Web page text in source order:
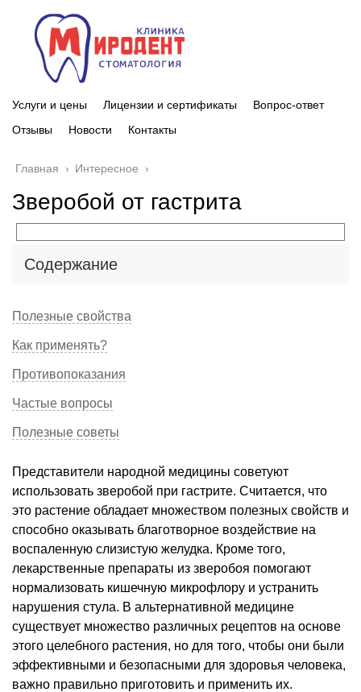
Услуги и цены Лицензии и сертификаты
Вопрос-ответ
Отзывы
Новости Контакты
Главная › Интересное ›
Зверобой от гастрита
Содержание
Полезные свойства
Как применять?
Противопоказания
Частые вопросы
Полезные советы
Представители народной медицины советуют
использовать зверобой при гастрите. Считается, что
это растение обладает множеством полезных свойств и
способно оказывать благотворное воздействие на
воспаленную слизистую желудка. Кроме того,
лекарственные препараты из зверобоя помогают
нормализовать кишечную микрофлору и устранить
нарушения стула. В альтернативной медицине
существует множество различных рецептов на основе
этого целебного растения, но для того, чтобы они были
эффективными и безопасными для здоровья человека,
важно правильно приготовить и применить их.